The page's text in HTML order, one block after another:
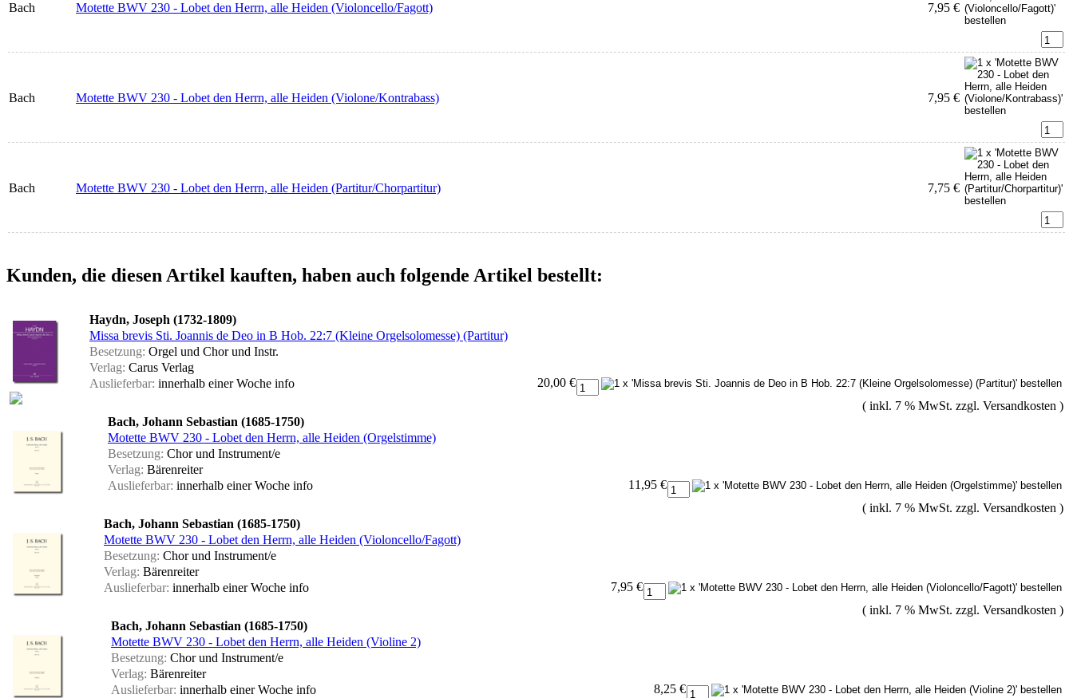
Bach Motette BWV 230 - Lobet den Herrn, alle Heiden (Violoncello/Fagott) 7,95 €
Bach Motette BWV 230 - Lobet den Herrn, alle Heiden (Violone/Kontrabass) 7,95 €
Bach Motette BWV 230 - Lobet den Herrn, alle Heiden (Partitur/Chorpartitur) 7,75 €
Kunden, die diesen Artikel kauften, haben auch folgende Artikel bestellt:
Haydn, Joseph (1732-1809)
Missa brevis Sti. Joannis de Deo in B Hob. 22:7 (Kleine Orgelsolomesse) (Partitur)
Besetzung: Orgel und Chor und Instr.
Verlag: Carus Verlag
Auslieferbar: innerhalb einer Woche info
20,00 €
( inkl. 7 % MwSt. zzgl. Versandkosten )
Bach, Johann Sebastian (1685-1750)
Motette BWV 230 - Lobet den Herrn, alle Heiden (Orgelstimme)
Besetzung: Chor und Instrument/e
Verlag: Bärenreiter
Auslieferbar: innerhalb einer Woche info
11,95 €
( inkl. 7 % MwSt. zzgl. Versandkosten )
Bach, Johann Sebastian (1685-1750)
Motette BWV 230 - Lobet den Herrn, alle Heiden (Violoncello/Fagott)
Besetzung: Chor und Instrument/e
Verlag: Bärenreiter
Auslieferbar: innerhalb einer Woche info
7,95 €
( inkl. 7 % MwSt. zzgl. Versandkosten )
Bach, Johann Sebastian (1685-1750)
Motette BWV 230 - Lobet den Herrn, alle Heiden (Violine 2)
Besetzung: Chor und Instrument/e
Verlag: Bärenreiter
Auslieferbar: innerhalb einer Woche info
8,25 €